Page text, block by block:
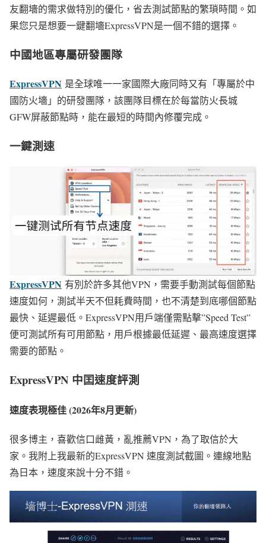
友翻墻的需求做特別的優化，省去測試節點的繁瑣時間。如
果您只是想要一鍵翻墻ExpressVPN是一個不錯的選擇。
中國地區專屬研發團隊
ExpressVPN 是全球唯一一家國際大廠同時又有「專屬於中
國防火墻」的研發團隊，該團隊目標在於每當防火長城
GFW屏蔽節點時，能在最短的時間內修覆完成。
一鍵測速
ExpressVPN 有別於許多其他VPN，需要手動測試每個節點
速度如何，測試半天不但耗費時間，也不清楚到底哪個節點
最快、延遲最低。ExpressVPN用戶端僅需點擊”Speed Test”
便可測試所有可用節點，用戶根據最低延遲、最高速度選擇
需要的節點。
ExpressVPN 中囯速度評測
速度表現極佳 (2026年8月更新)
很多博主，喜歡信口雌黃，亂推薦VPN，為了取信於大
家。我附上我最新的ExpressVPN 速度測試截圖。連線地點
為日本，速度來說十分不錯。